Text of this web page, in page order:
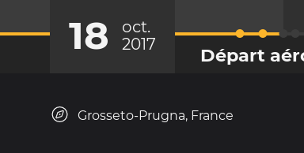
18
oct.
2017
Départ
Grosseto-Prugna, France